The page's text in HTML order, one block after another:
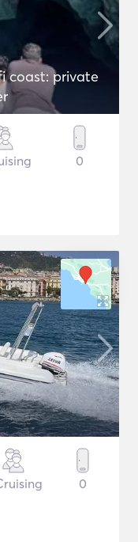
coast: private
0
0